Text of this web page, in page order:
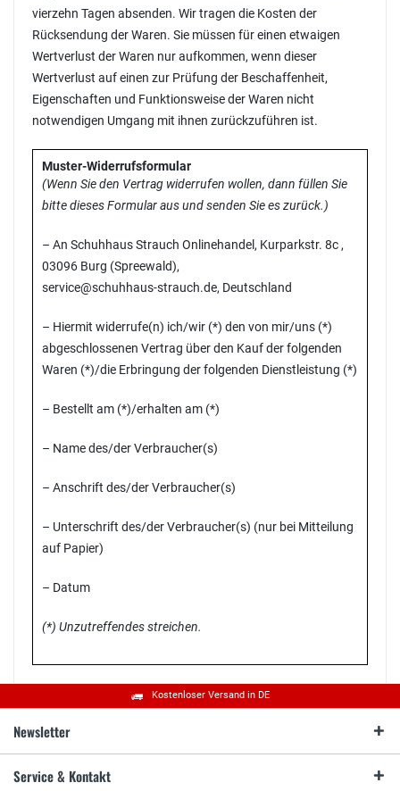
vierzehn Tagen absenden. Wir tragen die Kosten der
Rücksendung der Waren. Sie müssen für einen etwaigen
Wertverlust der Waren nur aufkommen, wenn dieser
Wertverlust auf einen zur Prüfung der Beschaffenheit,
Eigenschaften und Funktionsweise der Waren nicht
notwendigen Umgang mit ihnen zurückzuführen ist.
Muster-Widerrufsformular
(Wenn Sie den Vertrag widerrufen wollen, dann füllen Sie
bitte dieses Formular aus und senden Sie es zurück.)
– An Schuhhaus Strauch Onlinehandel, Kurparkstr. 8c ,
03096 Burg (Spreewald),
service@schuhhaus-strauch.de, Deutschland
– Hiermit widerrufe(n) ich/wir (*) den von mir/uns (*)
abgeschlossenen Vertrag über den Kauf der folgenden
Waren (*)/die Erbringung der folgenden Dienstleistung (*)
– Bestellt am (*)/erhalten am (*)
– Name des/der Verbraucher(s)
– Anschrift des/der Verbraucher(s)
– Unterschrift des/der Verbraucher(s) (nur bei Mitteilung
auf Papier)
– Datum
(*) Unzutreffendes streichen.
Kostenloser Versand in DE
Newsletter
Service & Kontakt